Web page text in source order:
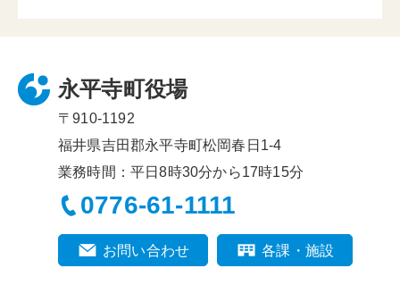
永平寺町役場
〒910-1192
福井県吉田郡永平寺町松岡春日1-4
業務時間：平日8時30分から17時15分
0776-61-1111
お問い合わせ 各課・施設